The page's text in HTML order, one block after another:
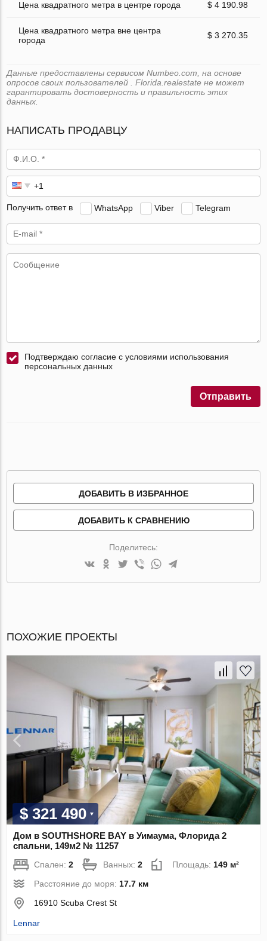
Цена квадратного метра в центре города $ 4 190.98
Цена квадратного метра вне центра
города
$ 3 270.35
Данные предоставлены сервисом Numbeo.com, на основе
опросов своих пользователей . Florida.realestate не может
гарантировать достоверность и правильность этих
данных.
НАПИСАТЬ ПРОДАВЦУ
Получить ответ в WhatsApp Viber Telegram
Подтверждаю согласие с условиями использования
персональных данных
Отправить
ДОБАВИТЬ В ИЗБРАННОЕ
ДОБАВИТЬ К СРАВНЕНИЮ
Поделитесь:
ПОХОЖИЕ ПРОЕКТЫ
$ 321 490
Дом в SOUTHSHORE BAY в Уимаума, Флорида 2
спальни, 149м2 № 11257
Спален:2 Ванных:2 Площадь:149 м²
Расстояние до моря:17.7 км
16910 Scuba Crest St
Lennar